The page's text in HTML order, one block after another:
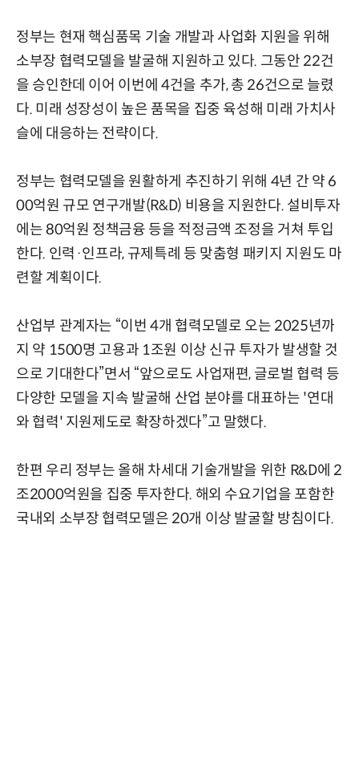
정부는 현재 핵심품목 기술 개발과 사업화 지원을 위해
소부장 협력모델을 발굴해 지원하고 있다. 그동안 22건
을 승인한데 이어 이번에 4건을 추가, 총 26건으로 늘렸
다. 미래 성장성이 높은 품목을 집중 육성해 미래 가치사
슬에 대응하는 전략이다.
정부는 협력모델을 원활하게 추진하기 위해 4년 간 약 6
00억원 규모 연구개발(R&D) 비용을 지원한다. 설비투자
에는 80억원 정책금융 등을 적정금액 조정을 거쳐 투입
한다. 인력·인프라, 규제특례 등 맞춤형 패키지 지원도 마
련할 계획이다.
산업부 관계자는 “이번 4개 협력모델로 오는 2025년까
지 약 1500명 고용과 1조원 이상 신규 투자가 발생할 것
으로 기대한다”면서 “앞으로도 사업재편, 글로벌 협력 등
다양한 모델을 지속 발굴해 산업 분야를 대표하는 '연대
와 협력' 지원제도로 확장하겠다”고 말했다.
한편 우리 정부는 올해 차세대 기술개발을 위한 R&D에 2
조2000억원을 집중 투자한다. 해외 수요기업을 포함한
국내외 소부장 협력모델은 20개 이상 발굴할 방침이다.